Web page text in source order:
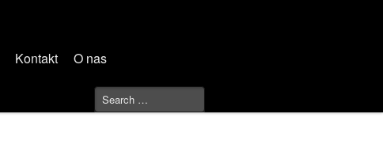
Kontakt O nas